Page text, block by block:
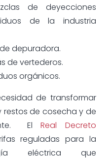
de deyecciones
de la industria
depuradora.
de vertederos.
orgánicos.
de transformar
restos de cosecha y de
ElReal Decreto
reguladas para la
eléctrica que